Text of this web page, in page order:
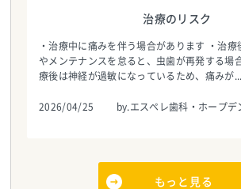
治療のリスク
・治療中に痛みを伴う場合があります ・治療
やメンテナンスを怠ると、虫歯が再発する場
療後は神経が過敏になっているため、痛みが...
2026/04/25 by.エスペレ歯科・ホープデ
もっと見る